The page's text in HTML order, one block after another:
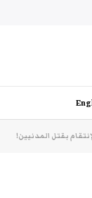
بقتل المدنيين!